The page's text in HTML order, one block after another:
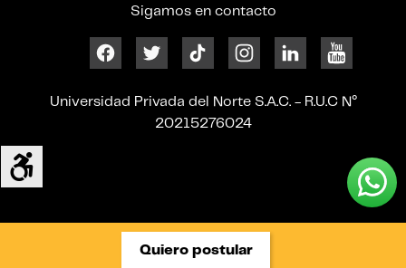
Sigamos en contacto
Universidad Privada del Norte S.A.C. - R.U.C N°
20215276024
Quiero postular